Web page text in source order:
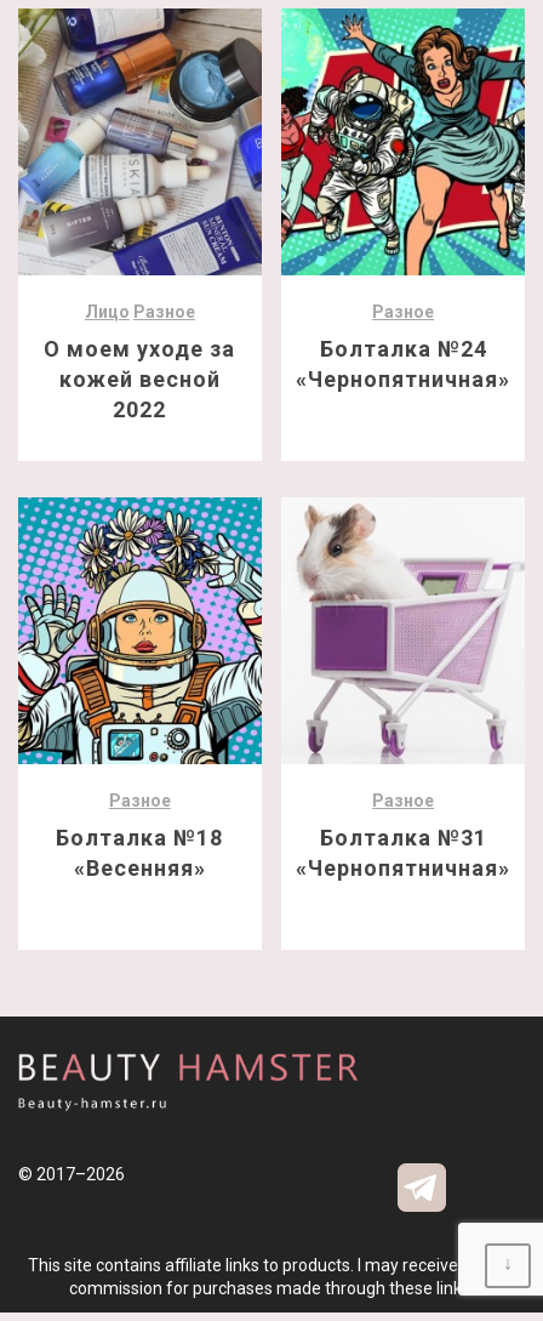
Лицо Разное
О моем уходе за
кожей весной
2022
Разное
Болталка №24
«Чернопятничная»
Разное
Болталка №18
«Весенняя»
Разное
Болталка №31
«Чернопятничная»
© 2017–2026
This site contains affiliate links to products. I may receive a small
commission for purchases made through these links.
↓